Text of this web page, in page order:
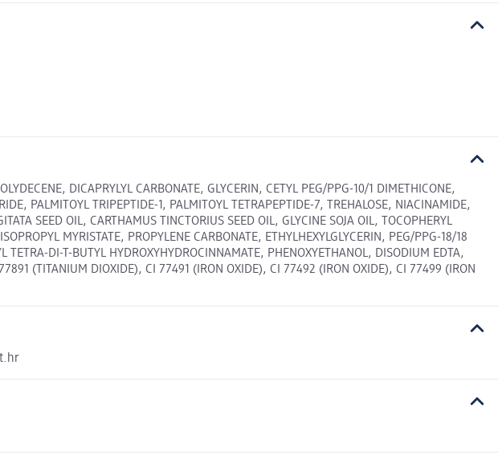
DICAPRYLYL CARBONATE, GLYCERIN, CETYL PEG/PPG-10/1 DIMETHICONE,
PALMITOYL TRIPEPTIDE-1, PALMITOYL TETRAPEPTIDE-7, TREHALOSE, NIACINAMIDE,
SEED OIL, CARTHAMUS TINCTORIUS SEED OIL, GLYCINE SOJA OIL, TOCOPHERYL
MYRISTATE, PROPYLENE CARBONATE, ETHYLHEXYLGLYCERIN, PEG/PPG-18/18
DI-T-BUTYL HYDROXYHYDROCINNAMATE, PHENOXYETHANOL, DISODIUM EDTA,
(TITANIUM DIOXIDE), CI 77491 (IRON OXIDE), CI 77492 (IRON OXIDE), CI 77499 (IRON